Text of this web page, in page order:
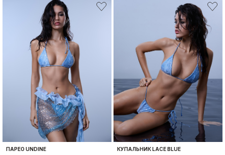
ПАРЕО UNDINE КУПАЛЬНИК LACE BLUE